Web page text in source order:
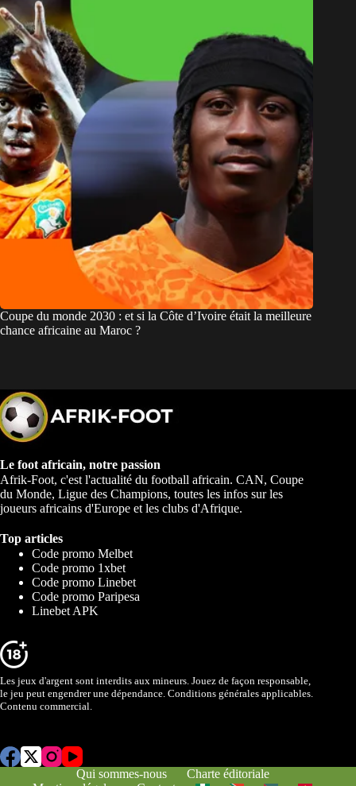
Coupe du monde 2030 : et si la Côte d’Ivoire était la meilleure
chance africaine au Maroc ?
Le foot africain, notre passion
Afrik-Foot, c'est l'actualité du football africain. CAN, Coupe
du Monde, Ligue des Champions, toutes les infos sur les
joueurs africains d'Europe et les clubs d'Afrique.
Top articles
Code promo Melbet
Code promo 1xbet
Code promo Linebet
Code promo Paripesa
Linebet APK
Les jeux d'argent sont interdits aux mineurs. Jouez de façon responsable,
le jeu peut engendrer une dépendance. Conditions générales applicables.
Contenu commercial.
Qui sommes-nous
Charte éditoriale